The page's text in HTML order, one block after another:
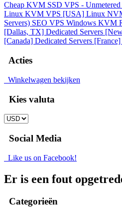
Cheap KVM SSD VPS - Unmetered
Linux KVM VPS [USA] Linux
Servers) SEO VPS Windows KVM
[Dallas, TX] Dedicated Servers
[Canada] Dedicated Servers [France]
Acties
Winkelwagen bekijken
Kies valuta
Social Media
Like us on Facebook!
Er is een fout
Categorieën